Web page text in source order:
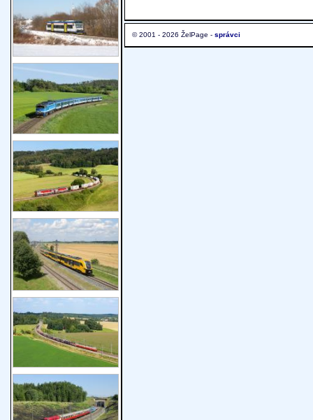
© 2001 - 2026 ŽelPage - správci